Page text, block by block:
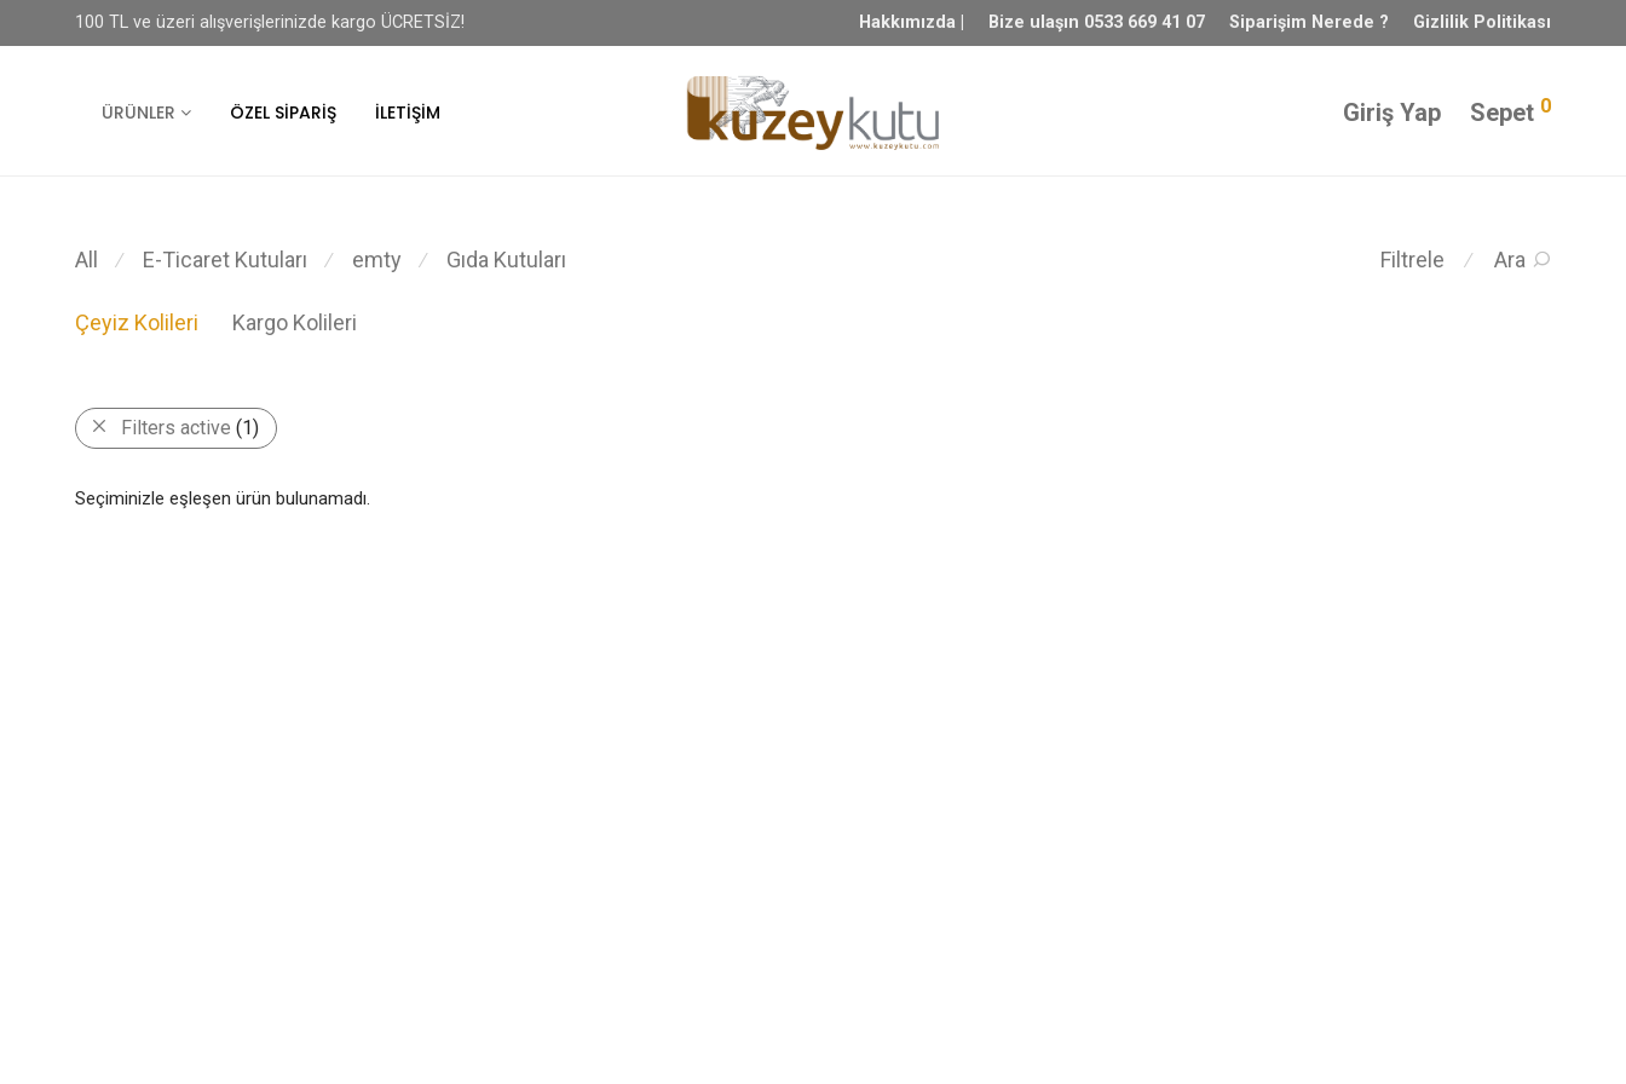
100 TL ve üzeri alışverişlerinizde kargo ÜCRETSİZ! Hakkımızda | Bize ulaşın 0533 669 41 07 Siparişim Nerede ? Gizlilik Politikası
ÜRÜNLER ÖZEL SIPARIŞ İLETIŞIM Giriş Yap Sepet 0
Filtrele ⁄ Ara
All ⁄ E-Ticaret Kutuları ⁄ emty ⁄ Gıda Kutuları
Çeyiz Kolileri Kargo Kolileri
Filters active (1)
Seçiminizle eşleşen ürün bulunamadı.